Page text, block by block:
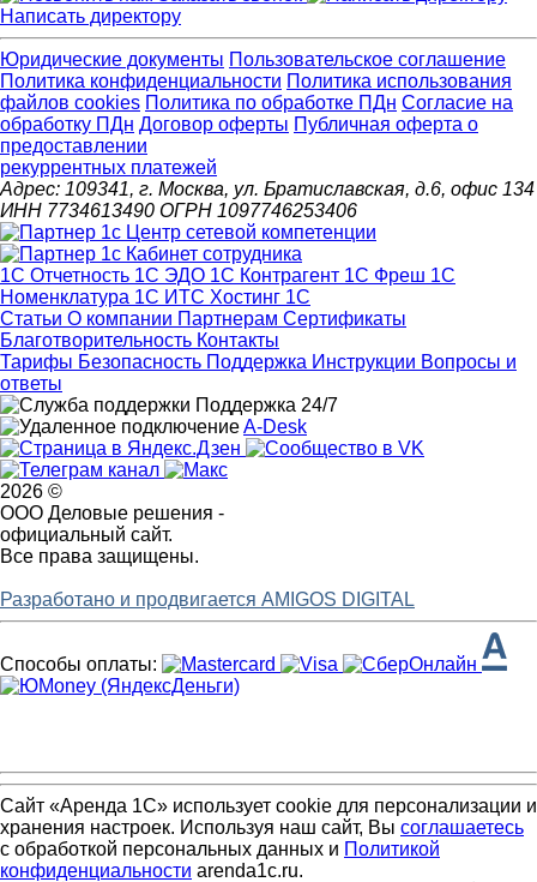
Написать директору
Юридические документы Пользовательское соглашение
Политика конфиденциальности Политика использования
файлов cookies Политика по обработке ПДн Cогласие на
обработку ПДн Договор оферты Публичная оферта о
предоставлении
рекуррентных платежей
Адрес: 109341, г. Москва, ул. Братиславская, д.6, офис 134
ИНН 7734613490 ОГРН 1097746253406
1С Отчетность 1С ЭДО 1С Контрагент 1С Фреш 1С
Номенклатура 1С ИТС Хостинг 1С
Статьи О компании Партнерам Сертификаты
Благотворительность Контакты
Тарифы Безопасность Поддержка Инструкции Вопросы и
ответы
Поддержка 24/7
A-Desk
2026 ©
ООО Деловые решения -
официальный сайт.
Все права защищены.
Разработано и продвигается AMIGOS DIGITAL
Способы оплаты:
Сайт «Аренда 1С» использует cookie для персонализации и
хранения настроек. Используя наш сайт, Вы соглашаетесь
с обработкой персональных данных и Политикой
конфиденциальности arenda1c.ru.